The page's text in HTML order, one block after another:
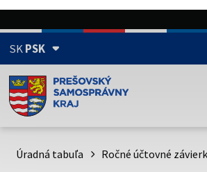
SKPSK
Doména psk.sk je oficiálna
Toto je oficiálna webová stránka
psk.sk.
Úradná tabuľa Ročné účtovné